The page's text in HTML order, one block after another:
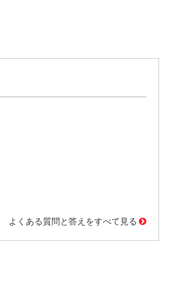
よくある質問と答えをすべて見る